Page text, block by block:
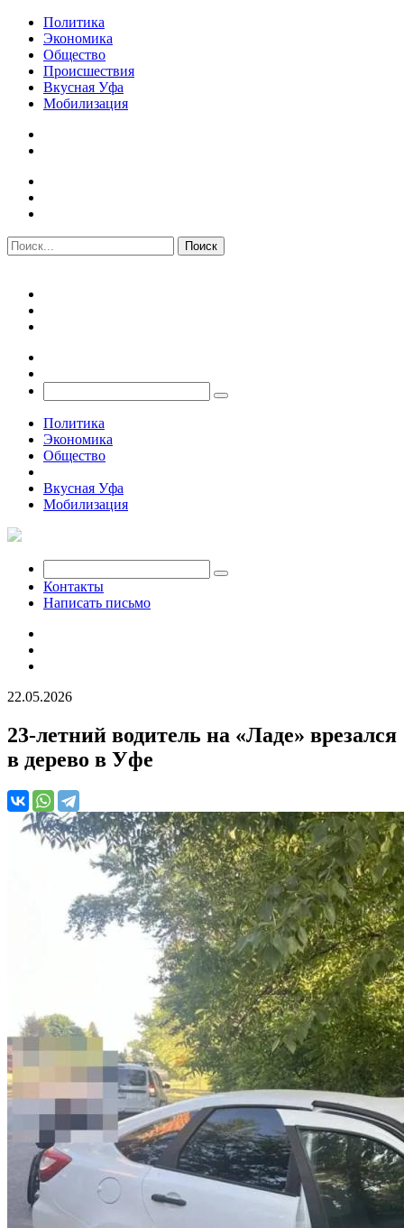
Политика
Экономика
Общество
Происшествия
Вкусная Уфа
Мобилизация
Политика
Экономика
Общество
Вкусная Уфа
Мобилизация
Контакты
Написать письмо
22.05.2026
23-летний водитель на «Ладе» врезался
в дерево в Уфе